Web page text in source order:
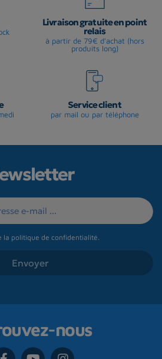
Livraison gratuite en point
relais
à partir de 79€ d'achat (hors
produits long)
Service client
par mail ou par téléphone
la politique de confidentialité.
nous